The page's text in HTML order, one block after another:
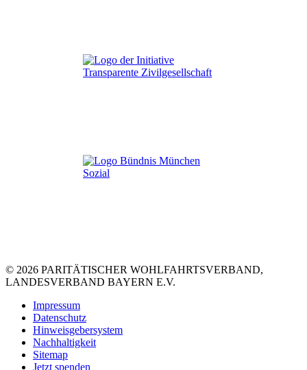
© 2026 PARITÄTISCHER WOHLFAHRTSVERBAND,
LANDESVERBAND BAYERN E.V.
Impressum
Datenschutz
Hinweisgebersystem
Nachhaltigkeit
Sitemap
Jetzt spenden